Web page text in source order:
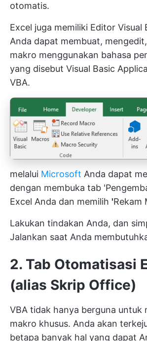
otomatis.
Excel juga memiliki Editor Visual
Anda dapat membuat,
makro menggunakan bahasa
yang disebut Visual Basic
VBA.
melalui Microsoft Anda dapat
dengan membuka tab
Excel Anda dan memilih 'Rekam
Lakukan tindakan Anda, dan
Jalankan saat Anda
2. Tab Otomatisasi
(alias Skrip Office)
VBA tidak hanya berguna untuk
makro khusus. Anda akan
betapa banyak hal yang dapat